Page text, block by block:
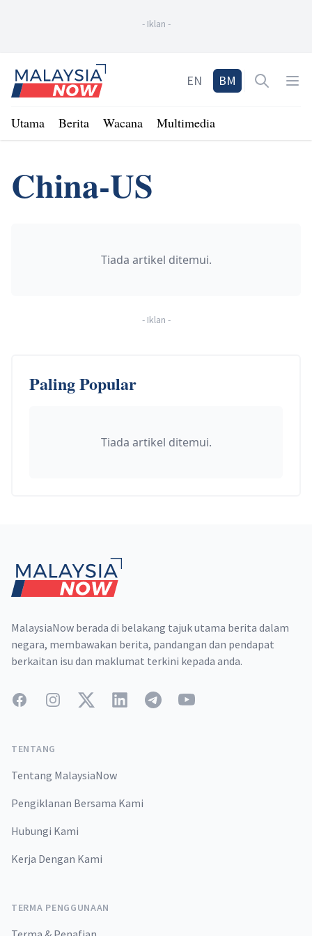
- Iklan -
Home
EN BM Open
Utama Berita Wacana Multimedia
China-US
Tiada artikel ditemui.
- Iklan -
Paling Popular
Tiada artikel ditemui.
MalaysiaNow berada di belakang tajuk utama berita dalam
negara, membawakan berita, pandangan dan pendapat
berkaitan isu dan maklumat terkini kepada anda.
FacebookInstagramTwitterLinkedInTelegramYouTube
TENTANG
Tentang MalaysiaNow
Pengiklanan Bersama Kami
Hubungi Kami
Kerja Dengan Kami
TERMA PENGGUNAAN